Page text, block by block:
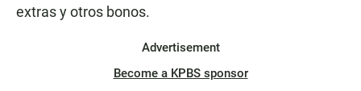
extras y otros bonos.
Advertisement
Become a KPBS sponsor